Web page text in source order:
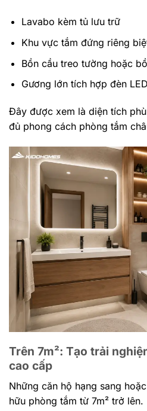
Lavabo kèm tủ lưu trữ
Khu vực tắm đứng riêng
Bồn cầu treo tường hoặc
Gương lớn tích hợp đèn LED
Đây được xem là diện tích
đủ phong cách phòng tắm
Trên 7m²: Tạo trải
cao cấp
Những căn hộ hạng sang hoặc
hữu phòng tắm từ 7m² trở lên.